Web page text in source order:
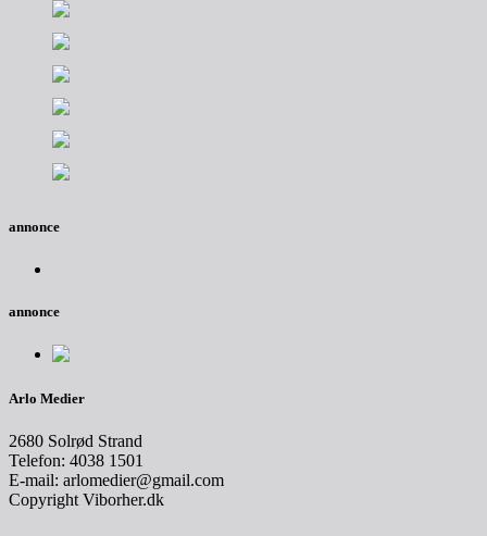
annonce
annonce
Arlo Medier
2680 Solrød Strand
Telefon: 4038 1501
E-mail: arlomedier@gmail.com
Copyright Viborher.dk